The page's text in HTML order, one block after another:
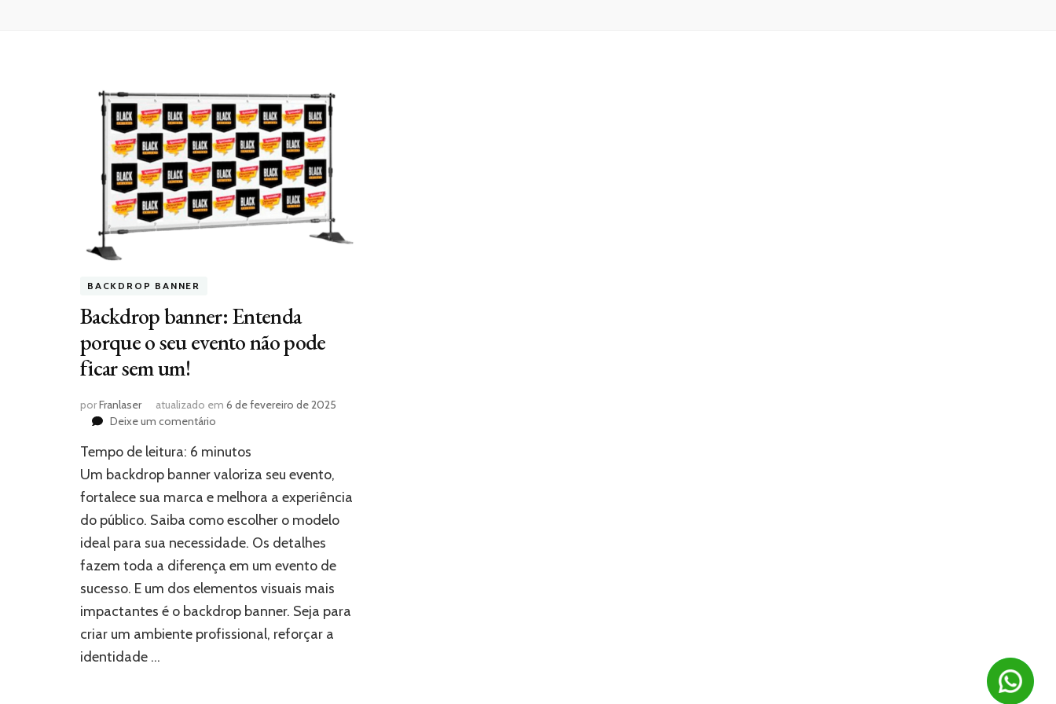
BACKDROP BANNER
Backdrop banner: Entenda
porque o seu evento não pode
ficar sem um!
porFranlaser atualizado em 6 de fevereiro de 2025
Deixe um comentário
banner:
Entenda
o
seu
evento
pode
ficar
sem
um!
Tempo de leitura: 6 minutos
Um backdrop banner valoriza seu evento,
fortalece sua marca e melhora a experiência
do público. Saiba como escolher o modelo
ideal para sua necessidade. Os detalhes
fazem toda a diferença em um evento de
sucesso. E um dos elementos visuais mais
impactantes é o backdrop banner. Seja para
criar um ambiente profissional, reforçar a
identidade …